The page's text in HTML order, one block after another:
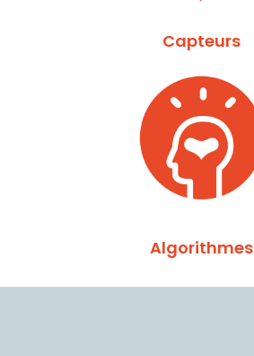
Capteurs
Algorithmes